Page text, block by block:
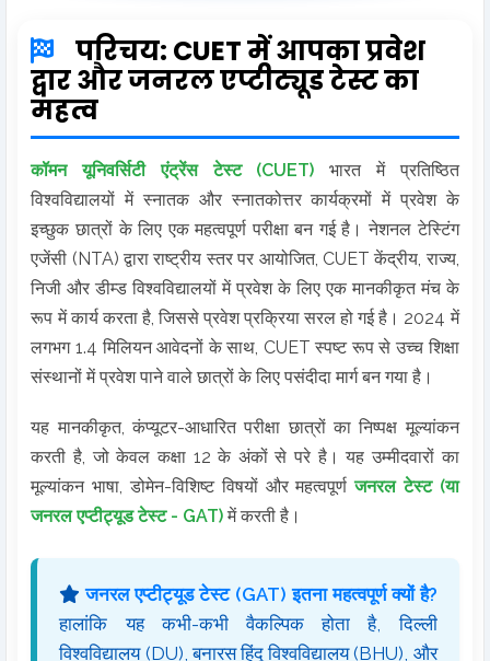
परिचय: CUET में आपका प्रवेश
द्वार और जनरल एप्टीट्यूड टेस्ट का
महत्व
कॉमन यूनिवर्सिटी एंट्रेंस टेस्ट (CUET) भारत में प्रतिष्ठित
विश्वविद्यालयों में स्नातक और स्नातकोत्तर कार्यक्रमों में प्रवेश के
इच्छुक छात्रों के लिए एक महत्वपूर्ण परीक्षा बन गई है। नेशनल टेस्टिंग
एजेंसी (NTA) द्वारा राष्ट्रीय स्तर पर आयोजित, CUET केंद्रीय, राज्य,
निजी और डीम्ड विश्वविद्यालयों में प्रवेश के लिए एक मानकीकृत मंच के
रूप में कार्य करता है, जिससे प्रवेश प्रक्रिया सरल हो गई है। 2024 में
लगभग 1.4 मिलियन आवेदनों के साथ, CUET स्पष्ट रूप से उच्च शिक्षा
संस्थानों में प्रवेश पाने वाले छात्रों के लिए पसंदीदा मार्ग बन गया है।
यह मानकीकृत, कंप्यूटर-आधारित परीक्षा छात्रों का निष्पक्ष मूल्यांकन
करती है, जो केवल कक्षा 12 के अंकों से परे है। यह उम्मीदवारों का
मूल्यांकन भाषा, डोमेन-विशिष्ट विषयों और महत्वपूर्णजनरल टेस्ट (या
जनरल एप्टीट्यूड टेस्ट - GAT)में करती है।
जनरल एप्टीट्यूड टेस्ट (GAT) इतना महत्वपूर्ण क्यों है?
हालांकि यह कभी-कभी वैकल्पिक होता है, दिल्ली
विश्वविद्यालय (DU), बनारस हिंदू विश्वविद्यालय (BHU), और